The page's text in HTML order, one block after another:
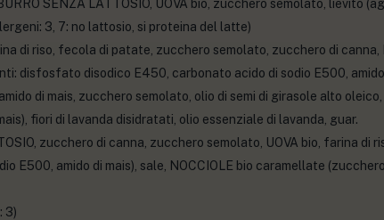
SENZA LATTOSIO, UOVA bio, zucchero semolato,
3, 7: no lattosio, si proteina del latte)
di riso, fecola di patate, zucchero semolato, zucchero di
disfosfato disodico E450, carbonato acido di sodio E500, amido
di mais, zucchero semolato, olio di semi di girasole alto
fiori di lavanda disidratati, olio essenziale di lavanda, guar.
zucchero di canna, zucchero semolato, UOVA bio, farina di
E500, amido di mais), sale, NOCCIOLE bio caramellate
3)